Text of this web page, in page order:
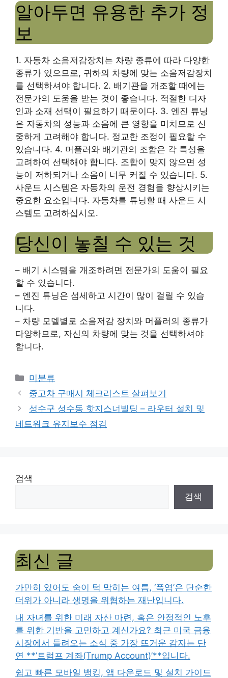
알아두면 유용한 추가 정
보
1. 자동차 소음저감장치는 차량 종류에 따라 다양한
종류가 있으므로, 귀하의 차량에 맞는 소음저감장치
를 선택하셔야 합니다. 2. 배기관을 개조할 때에는
전문가의 도움을 받는 것이 좋습니다. 적절한 디자
인과 소재 선택이 필요하기 때문이다. 3. 엔진 튜닝
은 자동차의 성능과 소음에 큰 영향을 미치므로 신
중하게 고려해야 합니다. 정교한 조정이 필요할 수
있습니다. 4. 머플러와 배기관의 조합은 각 특성을
고려하여 선택해야 합니다. 조합이 맞지 않으면 성
능이 저하되거나 소음이 너무 커질 수 있습니다. 5.
사운드 시스템은 자동차의 운전 경험을 향상시키는
중요한 요소입니다. 자동차를 튜닝할 때 사운드 시
스템도 고려하십시오.
당신이 놓칠 수 있는 것
– 배기 시스템을 개조하려면 전문가의 도움이 필요
할 수 있습니다.
– 엔진 튜닝은 섬세하고 시간이 많이 걸릴 수 있습
니다.
– 차량 모델별로 소음저감 장치와 머플러의 종류가
다양하므로, 자신의 차량에 맞는 것을 선택하셔야
합니다.
Categories
미분류
중고차 구매시 체크리스트 살펴보기
성수구 성수동 핫지스너빌딩 – 라우터 설치 및
네트워크 유지보수 점검
검색
검색
최신 글
가만히 있어도 숨이 턱 막히는 여름, ‘폭염’은 단순한
더위가 아니라 생명을 위협하는 재난입니다.
내 자녀를 위한 미래 자산 마련, 혹은 안정적인 노후
를 위한 기반을 고민하고 계신가요? 최근 미국 금융
시장에서 들려오는 소식 중 가장 뜨거운 감자는 단
연 **’트럼프 계좌(Trump Account)’**입니다.
쉽고 빠른 모바일 뱅킹, 앱 다운로드 및 설치 가이드